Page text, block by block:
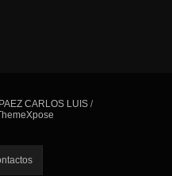
CARLOS LUIS /